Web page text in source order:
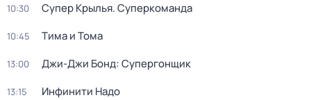
10:30 Супер Крылья. Суперкоманда
10:45 Тима и Тома
13:00 Джи-Джи Бонд: Супергонщик
13:15 Инфинити Надо